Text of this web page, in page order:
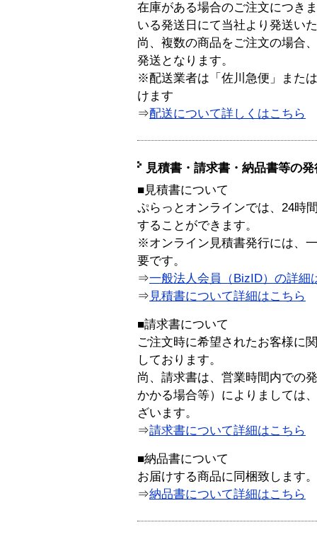
在庫がある場合のご注文につき
いる発送日にて当社より発送い
尚、複数の商品をご注文の場合
発送となります。
※配送業者は「佐川急便」また
けます
⇒配送について詳しくはこちら
見積書・請求書・納品書等の
■見積書について
ぷらっとオンラインでは、24時
することができます。
※オンライン見積書発行には、
要です。
⇒一般法人会員（BizID）の詳細
⇒ 見積書について詳細はこちら
■請求書について
ご注文時に希望されたお客様に
しております。
尚、請求書は、営業時間内での
かかる場合等）によりましては
ざいます。
⇒請求書について詳細はこちら
■納品書について
お届けする商品に同梱致します。
⇒納品書について詳細はこちら